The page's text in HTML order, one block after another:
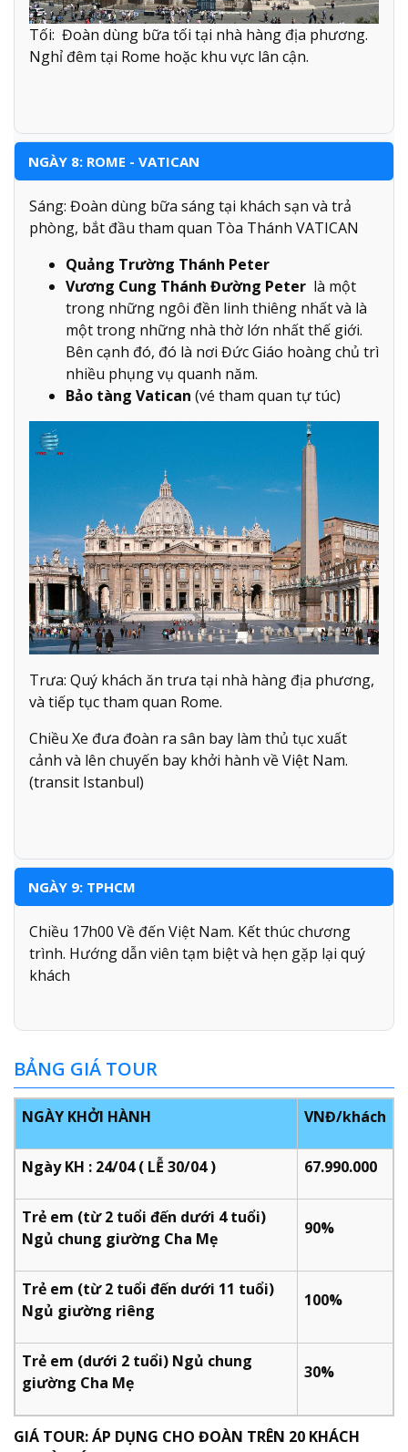
Tối: Đoàn dùng bữa tối tại nhà hàng địa phương.
Nghỉ đêm tại Rome hoặc khu vực lân cận.
NGÀY 8: ROME - VATICAN
Sáng: Đoàn dùng bữa sáng tại khách sạn và trả
phòng, bắt đầu tham quan Tòa Thánh VATICAN
Quảng Trường Thánh Peter
Vương Cung Thánh Đường Peter là một
trong những ngôi đền linh thiêng nhất và là
một trong những nhà thờ lớn nhất thế giới.
Bên cạnh đó, đó là nơi Đức Giáo hoàng chủ trì
nhiều phụng vụ quanh năm.
Bảo tàng Vatican (vé tham quan tự túc)
Trưa: Quý khách ăn trưa tại nhà hàng địa phương,
và tiếp tục tham quan Rome.
Chiều Xe đưa đoàn ra sân bay làm thủ tục xuất
cảnh và lên chuyến bay khởi hành về Việt Nam.
(transit Istanbul)
NGÀY 9: TPHCM
Chiều 17h00 Về đến Việt Nam. Kết thúc chương
trình. Hướng dẫn viên tạm biệt và hẹn gặp lại quý
khách
BẢNG GIÁ TOUR
NGÀY KHỞI HÀNH VNĐ/khách
Ngày KH : 24/04 ( LỄ 30/04 ) 67.990.000
Trẻ em (từ 2 tuổi đến dưới 4 tuổi)
Ngủ chung giường Cha Mẹ
90%
Trẻ em (từ 2 tuổi đến dưới 11 tuổi)
Ngủ giường riêng
100%
Trẻ em (dưới 2 tuổi) Ngủ chung
giường Cha Mẹ
30%
GIÁ TOUR: ÁP DỤNG CHO ĐOÀN TRÊN 20 KHÁCH